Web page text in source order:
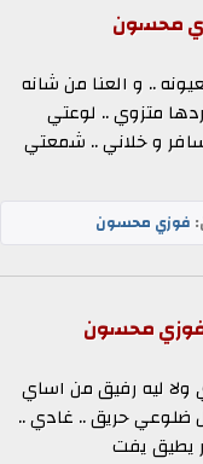
محسون
.. و العنا من شانه
متزوي .. لوعتي
و خلاني .. شمعتي
فوزي محسون
محسون
ليه رفيق من اساي
حريق .. غادي ..
يطيق يفت